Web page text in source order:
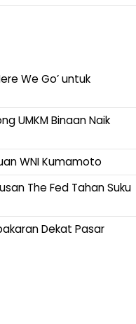
We Go’ untuk
UMKM Binaan Naik
WNI Kumamoto
The Fed Tahan Suku
Dekat Pasar